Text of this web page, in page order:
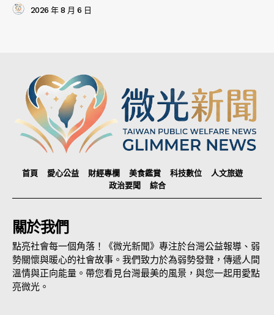
2026 年 8 月 6 日
首頁 愛心公益 財經專欄 美食鑑賞 科技數位
人文旅遊
政治要聞
綜合
關於我們
點亮社會每一個角落！《微光新聞》專注於台灣公益報導、弱
勢關懷與暖心的社會故事。我們致力於為弱勢發聲，傳遞人間
溫情與正向能量。帶您看見台灣最美的風景，與您一起用愛點
亮微光。